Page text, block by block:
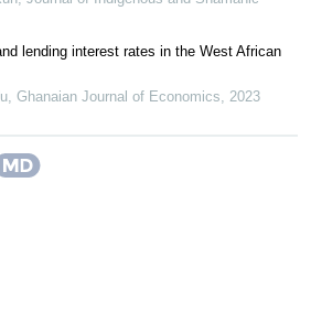
lending interest rates in the West African
, Ghanaian Journal of Economics, 2023